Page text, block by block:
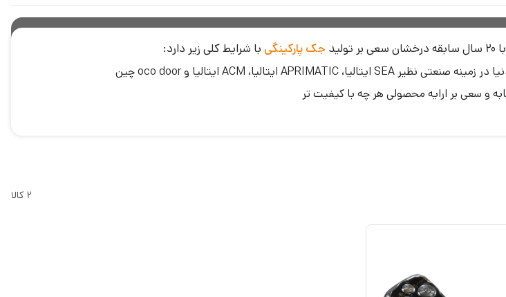
جک پارکینگی با شرایط کلی زیر دارد:
سعی بر ارایه محصولی هر چه با کیفیت تر
2کالا